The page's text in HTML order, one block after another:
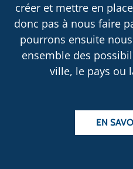
créer et mettre en
donc pas à nous faire
pourrons ensuite
ensemble des
ville, le pays ou
EN